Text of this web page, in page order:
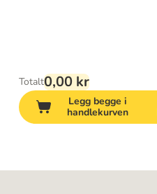
Totalt0,00 kr
Legg begge i
handlekurven